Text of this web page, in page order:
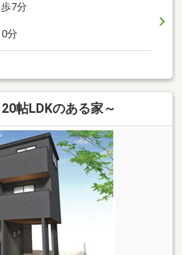
7分
分
帖LDKのある家～